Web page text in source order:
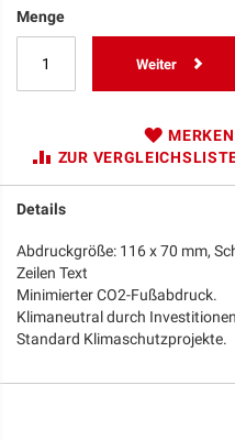
Menge
Weiter
MERKEN
ZUR
Details
Abdruckgröße: 116 x 70 mm,
Zeilen Text
Minimierter CO2-Fußabdruck.
Klimaneutral durch
Standard Klimaschutzprojekte.